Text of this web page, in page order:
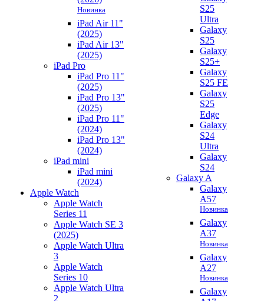
Новинка
iPad Air 11"
(2025)
iPad Air 13"
(2025)
iPad Pro
iPad Pro 11"
(2025)
iPad Pro 13"
(2025)
iPad Pro 11"
(2024)
iPad Pro 13"
(2024)
iPad mini
iPad mini
(2024)
Apple Watch
Apple Watch
Series 11
Apple Watch SE 3
(2025)
Apple Watch Ultra
3
Apple Watch
Series 10
Apple Watch Ultra
2
S25
Ultra
Galaxy
S25
Galaxy
S25+
Galaxy
S25 FE
Galaxy
S25
Edge
Galaxy
S24
Ultra
Galaxy
S24
Galaxy A
Galaxy
A57
Новинка
Galaxy
A37
Новинка
Galaxy
A27
Новинка
Galaxy